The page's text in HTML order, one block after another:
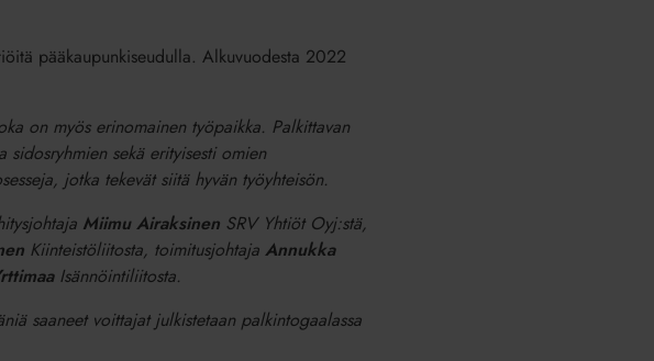
pääkaupunkiseudulla. Alkuvuodesta 2022
on myös erinomainen työpaikka. Palkittavan
sidosryhmien sekä erityisesti omien
jotka tekevät siitä hyvän työyhteisön.
Miimu AiraksinenSRV Yhtiöt Oyj:stä,
Kiinteistöliitosta, toimitusjohtaja Annukka
Isännöintiliitosta.
saaneet voittajat julkistetaan palkintogaalassa